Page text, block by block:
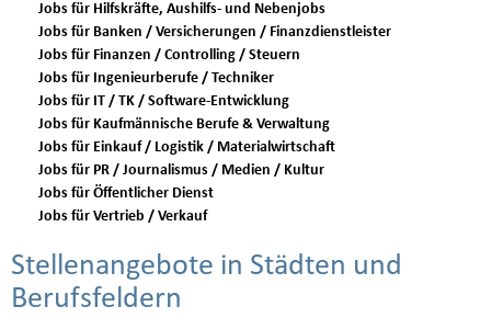
Jobs für Hilfskräfte, Aushilfs- und Nebenjobs
Jobs für Banken / Versicherungen / Finanzdienstleister
Jobs für Finanzen / Controlling / Steuern
Jobs für Ingenieurberufe / Techniker
Jobs für IT / TK / Software-Entwicklung
Jobs für Kaufmännische Berufe & Verwaltung
Jobs für Einkauf / Logistik / Materialwirtschaft
Jobs für PR / Journalismus / Medien / Kultur
Jobs für Öffentlicher Dienst
Jobs für Vertrieb / Verkauf
Stellenangebote in Städten und
Berufsfeldern